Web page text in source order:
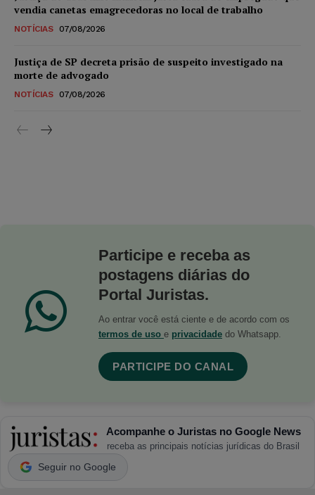
vendia canetas emagrecedoras no local de trabalho
NOTÍCIAS 07/08/2026
Justiça de SP decreta prisão de suspeito investigado na
morte de advogado
NOTÍCIAS 07/08/2026
Participe e receba as
postagens diárias do
Portal Juristas.
Ao entrar você está ciente e de acordo com os
termos de uso e privacidade do Whatsapp.
PARTICIPE DO CANAL
Acompanhe o Juristas no Google News
receba as principais notícias jurídicas do Brasil
Seguir no Google